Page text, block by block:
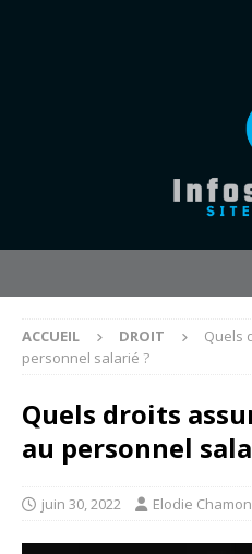
ACCUEIL DROIT
Quels
personnel salarié ?
Quels droits
au personnel
juin 30, 2022 Elodie Chamon